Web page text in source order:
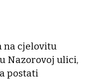
na cjelovitu
Nazorovoj ulici,
postati